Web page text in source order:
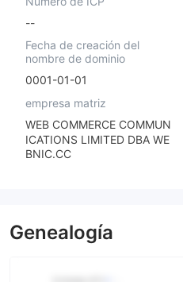
--
Fecha de creación del
nombre de dominio
0001-01-01
empresa matriz
WEB COMMERCE COMMUN
ICATIONS LIMITED DBA WE
BNIC.CC
Genealogía